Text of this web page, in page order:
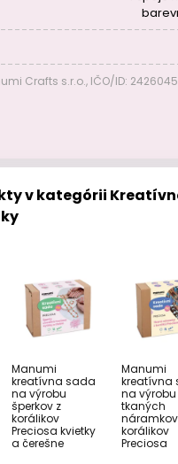
Crafts s.r.o., IČO/ID:
v kategórii
Manumi
kreatívna sada
na výrobu
šperkov z
korálikov
Preciosa kvietky
a čerešne
Manumi
kreatívna
na výrobu
tkaných
korálikov
Preciosa